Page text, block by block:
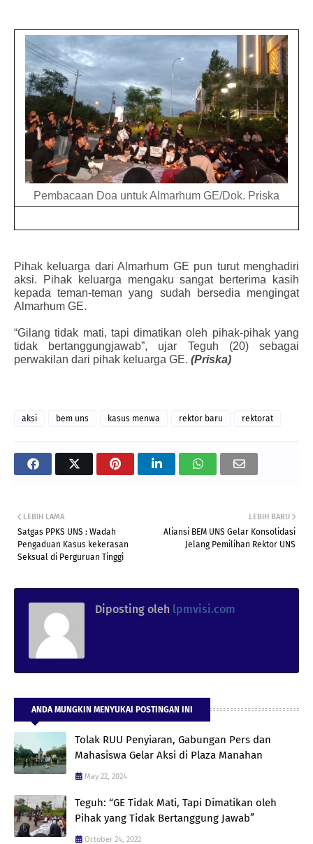
Pembacaan Doa untuk Almarhum GE/Dok. Priska
Pihak keluarga dari Almarhum GE pun turut menghadiri
aksi. Pihak keluarga mengaku sangat berterima kasih
kepada teman-teman yang sudah bersedia mengingat
Almarhum GE.
“Gilang tidak mati, tapi dimatikan oleh pihak-pihak yang
tidak bertanggungjawab”, ujar Teguh (20) sebagai
perwakilan dari pihak keluarga GE. (Priska)
aksi bem uns kasus menwa rektor baru rektorat
LEBIH BARU
Aliansi BEM UNS Gelar Konsolidasi
Jelang Pemilihan Rektor UNS
LEBIH LAMA
Satgas PPKS UNS : Wadah
Pengaduan Kasus kekerasan
Seksual di Perguruan Tinggi
Diposting oleh lpmvisi.com
ANDA MUNGKIN MENYUKAI POSTINGAN INI
Tolak RUU Penyiaran, Gabungan Pers dan
Mahasiswa Gelar Aksi di Plaza Manahan
May 22, 2024
Teguh: “GE Tidak Mati, Tapi Dimatikan oleh
Pihak yang Tidak Bertanggung Jawab”
October 24, 2022